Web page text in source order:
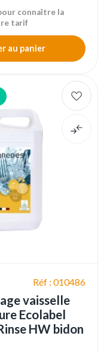
connaître la
tarif
au panier
Réf : 010486
vaisselle
Ecolabel
HW bidon